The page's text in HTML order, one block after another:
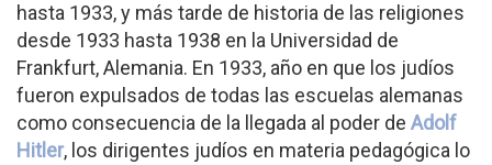
hasta 1933, y más tarde de historia de las religiones
desde 1933 hasta 1938 en la Universidad de
Frankfurt, Alemania. En 1933, año en que los judíos
fueron expulsados de todas las escuelas alemanas
como consecuencia de la llegada al poder de Adolf
Hitler, los dirigentes judíos en materia pedagógica lo